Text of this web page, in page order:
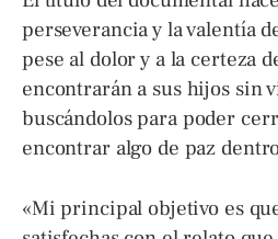
perseverancia y la valentía
pese al dolor y a la certeza
encontrarán a sus hijos sin
buscándolos para poder
encontrar algo de paz
«Mi principal objetivo es